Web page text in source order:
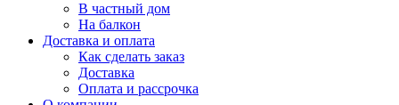
В частный дом
На балкон
Доставка и оплата
Как сделать заказ
Доставка
Оплата и рассрочка